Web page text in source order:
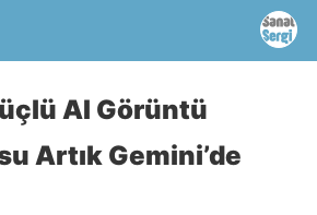
AI Görüntü
Artık Gemini’de